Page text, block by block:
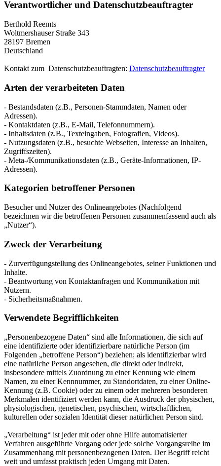
Verantwortlicher und Datenschutzbeauftragter
Berthold Reemts
Woltmershauser Straße 343
28197 Bremen
Deutschland
Kontakt zum Datenschutzbeauftragten: Datenschutzbeauftragter
Arten der verarbeiteten Daten
- Bestandsdaten (z.B., Personen-Stammdaten, Namen oder
Adressen).
- Kontaktdaten (z.B., E-Mail, Telefonnummern).
- Inhaltsdaten (z.B., Texteingaben, Fotografien, Videos).
- Nutzungsdaten (z.B., besuchte Webseiten, Interesse an Inhalten,
Zugriffszeiten).
- Meta-/Kommunikationsdaten (z.B., Geräte-Informationen, IP-
Adressen).
Kategorien betroffener Personen
Besucher und Nutzer des Onlineangebotes (Nachfolgend
bezeichnen wir die betroffenen Personen zusammenfassend auch als
„Nutzer“).
Zweck der Verarbeitung
- Zurverfügungstellung des Onlineangebotes, seiner Funktionen und
Inhalte.
- Beantwortung von Kontaktanfragen und Kommunikation mit
Nutzern.
- Sicherheitsmaßnahmen.
Verwendete Begrifflichkeiten
„Personenbezogene Daten“ sind alle Informationen, die sich auf
eine identifizierte oder identifizierbare natürliche Person (im
Folgenden „betroffene Person“) beziehen; als identifizierbar wird
eine natürliche Person angesehen, die direkt oder indirekt,
insbesondere mittels Zuordnung zu einer Kennung wie einem
Namen, zu einer Kennnummer, zu Standortdaten, zu einer Online-
Kennung (z.B. Cookie) oder zu einem oder mehreren besonderen
Merkmalen identifiziert werden kann, die Ausdruck der physischen,
physiologischen, genetischen, psychischen, wirtschaftlichen,
kulturellen oder sozialen Identität dieser natürlichen Person sind.
„Verarbeitung“ ist jeder mit oder ohne Hilfe automatisierter
Verfahren ausgeführte Vorgang oder jede solche Vorgangsreihe im
Zusammenhang mit personenbezogenen Daten. Der Begriff reicht
weit und umfasst praktisch jeden Umgang mit Daten.